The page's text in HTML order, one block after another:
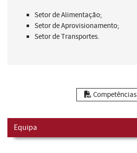
Setor de Alimentação;
Setor de Aprovisionamento;
Setor de Transportes.
Competências
Equipa